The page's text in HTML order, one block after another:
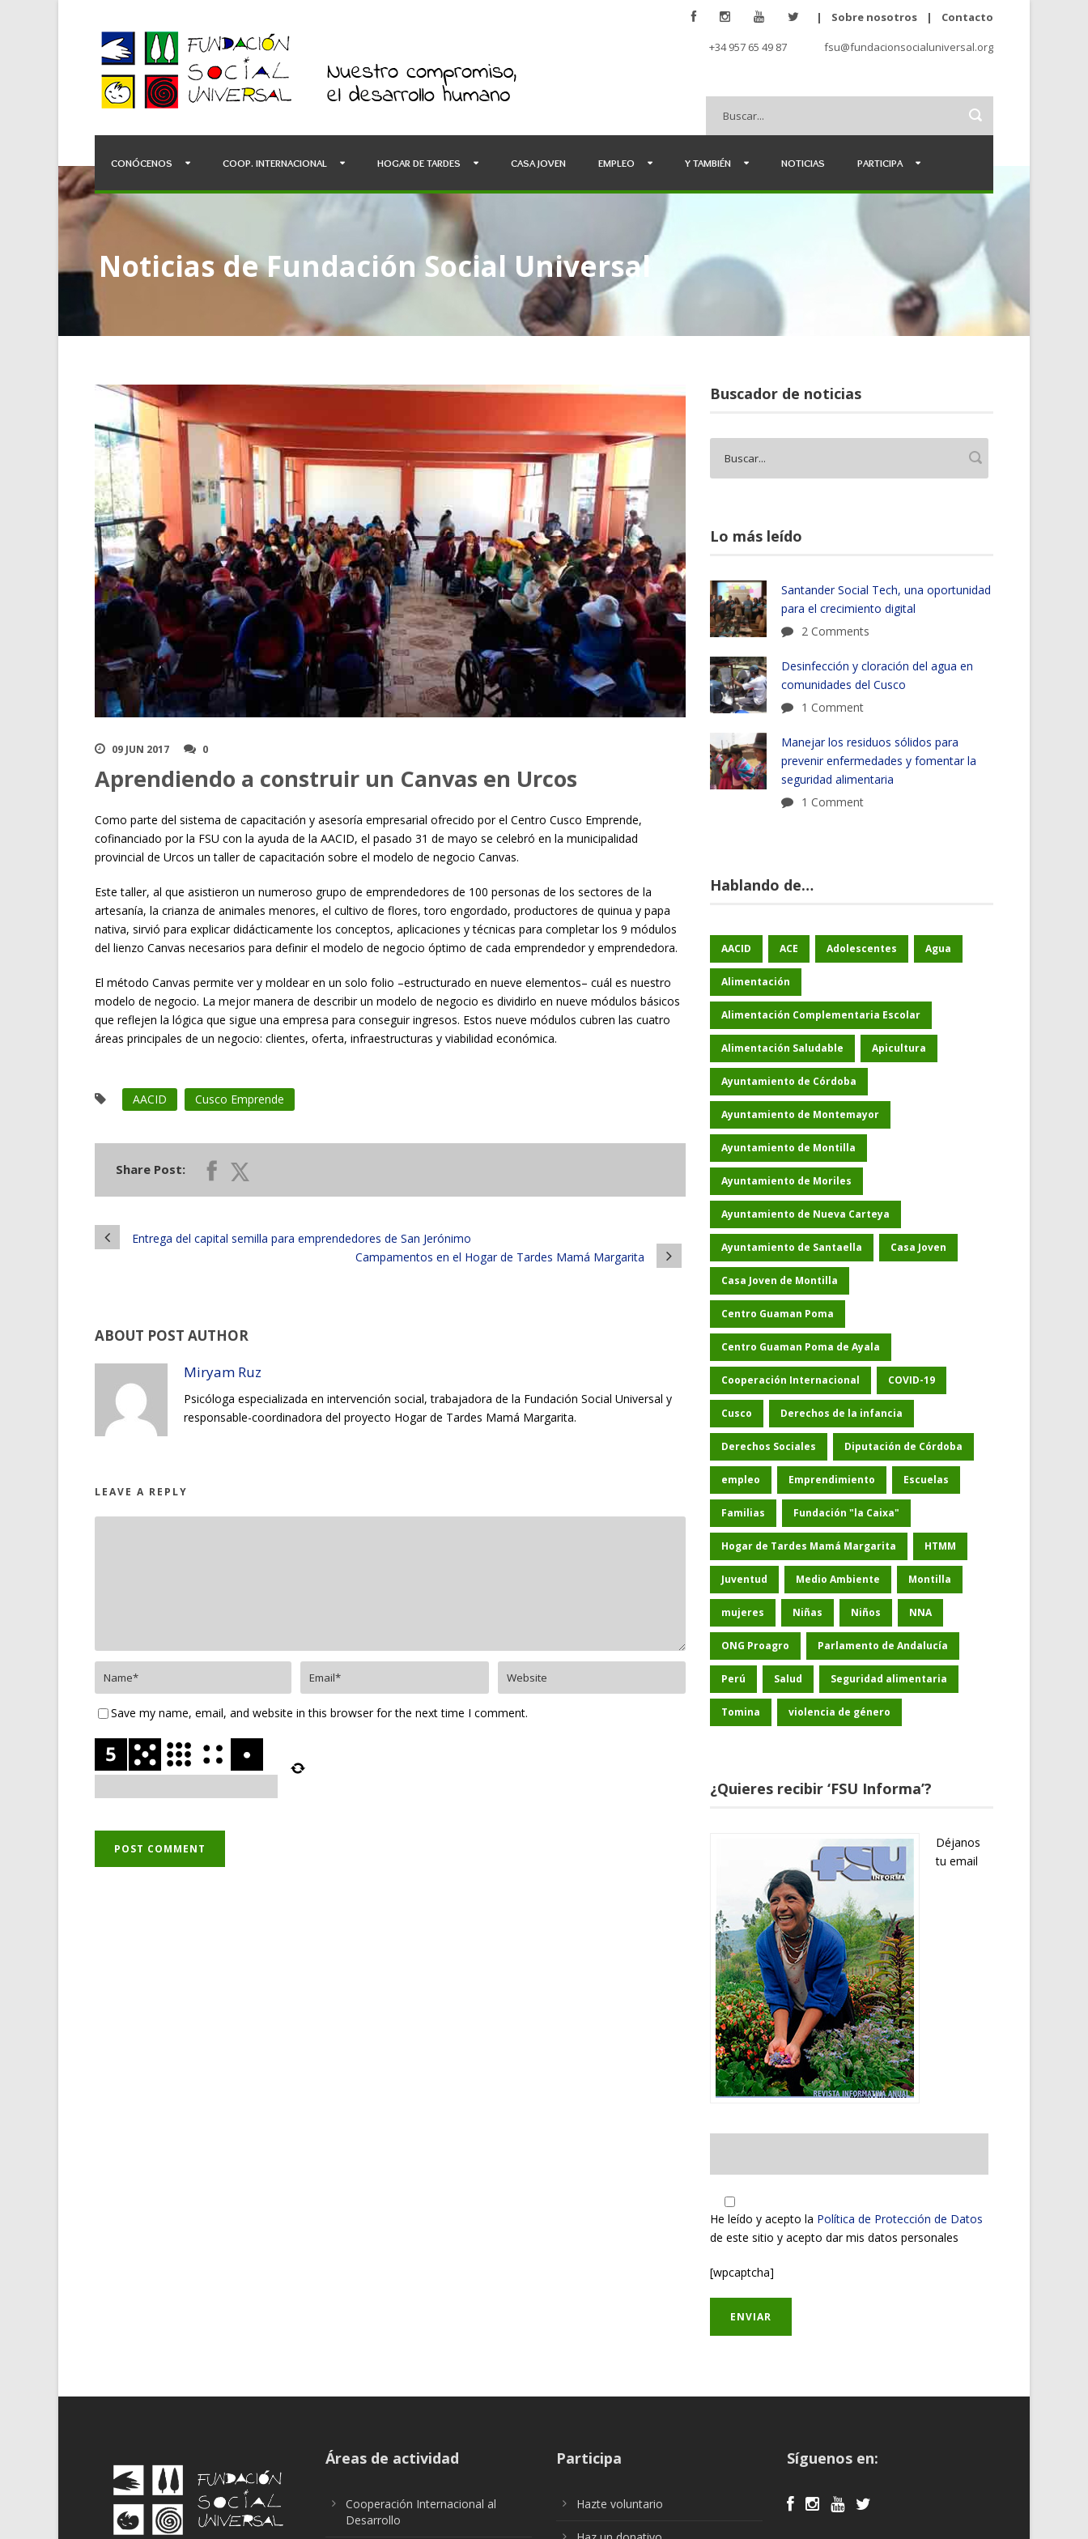
| Sobre nosotros | Contacto
+34 957 65 49 87 fsu@fundacionsocialuniversal.org
CONÓCENOS COOP. INTERNACIONAL HOGAR DE TARDES CASA JOVEN EMPLEO Y TAMBIÉN NOTICIAS PARTICIPA
Noticias de Fundación Social Universal
09 JUN 2017 0
Aprendiendo a construir un Canvas en Urcos
Como parte del sistema de capacitación y asesoría empresarial ofrecido por el Centro Cusco Emprende,
cofinanciado por la FSU con la ayuda de la AACID, el pasado 31 de mayo se celebró en la municipalidad
provincial de Urcos un taller de capacitación sobre el modelo de negocio Canvas.
Este taller, al que asistieron un numeroso grupo de emprendedores de 100 personas de los sectores de la
artesanía, la crianza de animales menores, el cultivo de flores, toro engordado, productores de quinua y papa
nativa, sirvió para explicar didácticamente los conceptos, aplicaciones y técnicas para completar los 9 módulos
del lienzo Canvas necesarios para definir el modelo de negocio óptimo de cada emprendedor y emprendedora.
El método Canvas permite ver y moldear en un solo folio –estructurado en nueve elementos– cuál es nuestro
modelo de negocio. La mejor manera de describir un modelo de negocio es dividirlo en nueve módulos básicos
que reflejen la lógica que sigue una empresa para conseguir ingresos. Estos nueve módulos cubren las cuatro
áreas principales de un negocio: clientes, oferta, infraestructuras y viabilidad económica.
AACID Cusco Emprende
Share Post:
Entrega del capital semilla para emprendedores de San Jerónimo
Campamentos en el Hogar de Tardes Mamá Margarita
ABOUT POST AUTHOR
Miryam Ruz
Psicóloga especializada en intervención social, trabajadora de la Fundación Social Universal y
responsable-coordinadora del proyecto Hogar de Tardes Mamá Margarita.
LEAVE A REPLY
Save my name, email, and website in this browser for the next time I comment.
Buscador de noticias
Lo más leído
Santander Social Tech, una oportunidad
para el crecimiento digital
2 Comments
Desinfección y cloración del agua en
comunidades del Cusco
1 Comment
Manejar los residuos sólidos para
prevenir enfermedades y fomentar la
seguridad alimentaria
1 Comment
Hablando de…
AACID ACE Adolescentes Agua
Alimentación
Alimentación Complementaria Escolar
Alimentación Saludable Apicultura
Ayuntamiento de Córdoba
Ayuntamiento de Montemayor
Ayuntamiento de Montilla
Ayuntamiento de Moriles
Ayuntamiento de Nueva Carteya
Ayuntamiento de Santaella Casa Joven
Casa Joven de Montilla
Centro Guaman Poma
Centro Guaman Poma de Ayala
Cooperación Internacional COVID-19
Cusco Derechos de la infancia
Derechos Sociales Diputación de Córdoba
empleo Emprendimiento Escuelas
Familias Fundación "la Caixa"
Hogar de Tardes Mamá Margarita HTMM
Juventud Medio Ambiente Montilla
mujeres Niñas Niños NNA
ONG Proagro Parlamento de Andalucía
Perú Salud Seguridad alimentaria
Tomina violencia de género
¿Quieres recibir ‘FSU Informa’?
Déjanos
tu email
He leído y acepto la Política de Protección de Datos
de este sitio y acepto dar mis datos personales
[wpcaptcha]
Áreas de actividad
Cooperación Internacional al
Desarrollo
Participa
Hazte voluntario
Síguenos en: